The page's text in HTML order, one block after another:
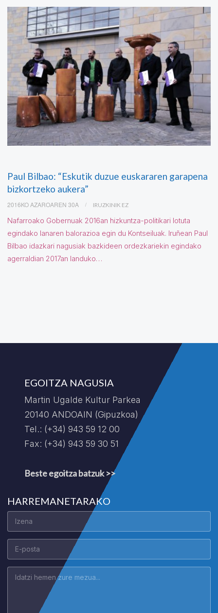
Paul Bilbao: “Eskutik duzue euskararen garapena
bizkortzeko aukera”
2016KO AZAROAREN 30A IRUZKINIK EZ
Nafarroako Gobernuak 2016an hizkuntza-politikari lotuta
egindako lanaren balorazioa egin du Kontseiluak. Iruñean Paul
Bilbao idazkari nagusiak bazkideen ordezkariekin egindako
agerraldian 2017an landuko…
EGOITZA NAGUSIA
Martin Ugalde Kultur Parkea
20140 ANDOAIN (Gipuzkoa)
Tel.: (+34) 943 59 12 00
Fax: (+34) 943 59 30 51
Beste egoitza batzuk >>
HARREMANETARAKO